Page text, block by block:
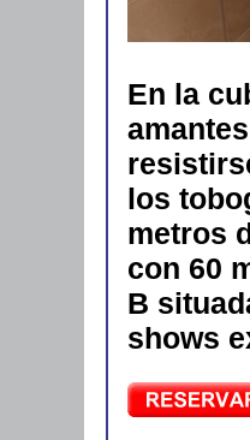
En la
los
metros
con 60
B
shows